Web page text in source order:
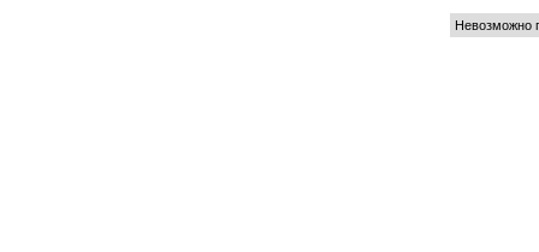
Невозможно